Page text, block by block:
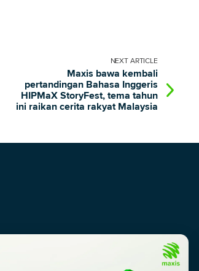
NEXT ARTICLE
Maxis bawa kembali
pertandingan Bahasa Inggeris
HIPMaX StoryFest, tema tahun
ini raikan cerita rakyat Malaysia